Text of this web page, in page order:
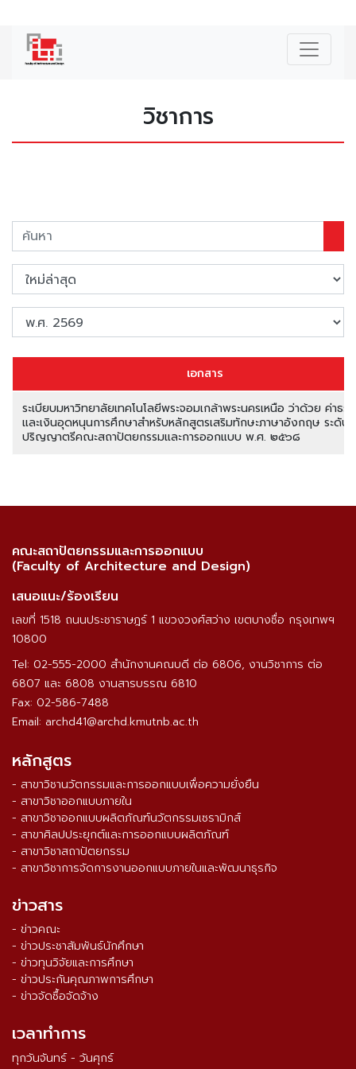
วิชาการ
เอกสาร
ระเบียบมหาวิทยาลัยเทคโนโลยีพระจอมเกล้าพระนครเหนือ ว่าด้วย ค่าธร
และเงินอุดหนุนการศึกษาสำหรับหลักสูตรเสริมทักษะภาษาอังกฤษ ระดับ
ปริญญาตรีคณะสถาปัตยกรรมและการออกแบบ พ.ศ. ๒๕๖๘
คณะสถาปัตยกรรมและการออกแบบ
(Faculty of Architecture and Design)
เสนอแนะ/ร้องเรียน
เลขที่ 1518 ถนนประชาราษฎร์ 1 แขวงวงศ์สว่าง เขตบางซื่อ กรุงเทพฯ
10800
Tel: 02-555-2000 สำนักงานคณบดี ต่อ 6806, งานวิชาการ ต่อ
6807 และ 6808 งานสารบรรณ 6810
Fax: 02-586-7488
Email: archd41@archd.kmutnb.ac.th
หลักสูตร
- สาขาวิชานวัตกรรมและการออกแบบเพื่อความยั่งยืน
- สาขาวิชาออกแบบภายใน
- สาขาวิชาออกแบบผลิตภัณฑ์นวัตกรรมเซรามิกส์
- สาขาศิลปประยุกต์และการออกแบบผลิตภัณฑ์
- สาขาวิชาสถาปัตยกรรม
- สาขาวิชาการจัดการงานออกแบบภายในและพัฒนาธุรกิจ
ข่าวสาร
- ข่าวคณะ
- ข่าวประชาสัมพันธ์นักศึกษา
- ข่าวทุนวิจัยและการศึกษา
- ข่าวประกันคุณภาพการศึกษา
- ข่าวจัดซื้อจัดจ้าง
เวลาทำการ
ทุกวันจันทร์ - วันศุกร์